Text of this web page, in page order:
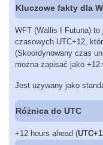
Kluczowe fakty dla
WFT (Wallis I Futuna)
czasowych UTC+12,
(Skoordynowany czas
można zapisać jako
Jest używany jako
Różnica do UTC
+12 hours ahead (